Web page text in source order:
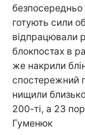
готують сили
відпрацювали
блокпостах в
же накрили
спостережний
нищили
200-ті, а 23
Гуменюк